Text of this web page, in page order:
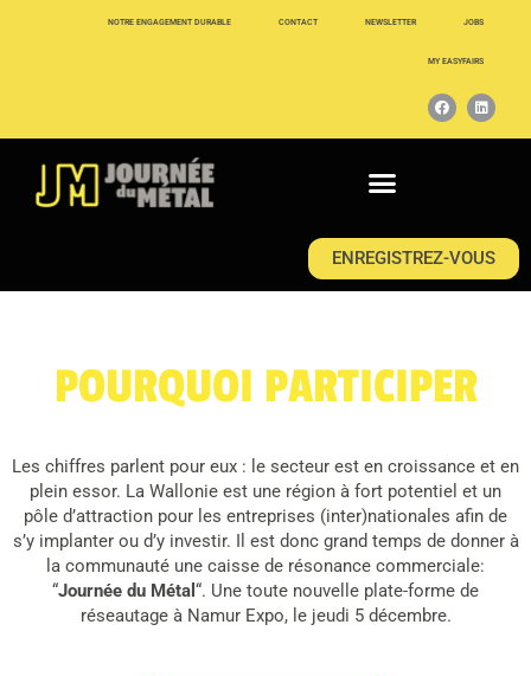
NOTRE ENGAGEMENT DURABLE CONTACT NEWSLETTER JOBS
MY EASYFAIRS
ENREGISTREZ-VOUS
POURQUOI PARTICIPER
Les chiffres parlent pour eux : le secteur est en croissance et en
plein essor. La Wallonie est une région à fort potentiel et un
pôle d’attraction pour les entreprises (inter)nationales afin de
s’y implanter ou d’y investir. Il est donc grand temps de donner à
la communauté une caisse de résonance commerciale:
“Journée du Métal “. Une toute nouvelle plate-forme de
réseautage à Namur Expo, le jeudi 5 décembre.